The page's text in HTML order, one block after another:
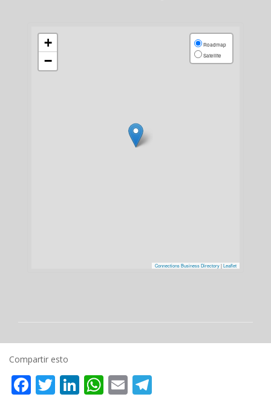
+
−
Roadmap
Satellite
Connections Business Directory|Leaflet
Compartir esto
Facebook
Twitter
LinkedIn
WhatsApp
Email